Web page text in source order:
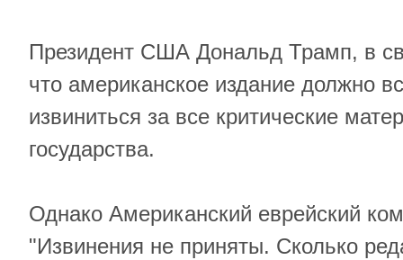
Президент США Дональд Трамп, в
что американское издание должно
извиниться за все критические
государства.
Однако Американский еврейский
"Извинения не приняты. Сколько